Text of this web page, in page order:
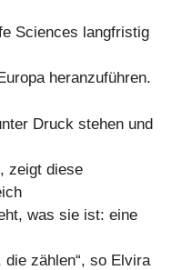
Sciences langfristig
heranzuführen.
Druck stehen und
zeigt diese
was sie ist: eine
die zählen“, so Elvira